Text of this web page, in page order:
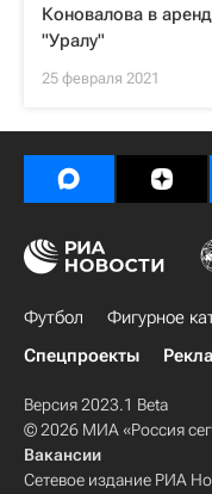
Коновалова в
"Уралу"
25 февраля 2021
Футбол Фигурное
Спецпроекты
Версия 2023.1 Beta
© 2026 МИА «Россия
Вакансии
Сетевое издание РИА